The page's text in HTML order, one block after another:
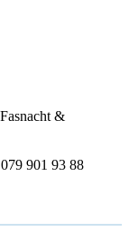
&
901 93 88